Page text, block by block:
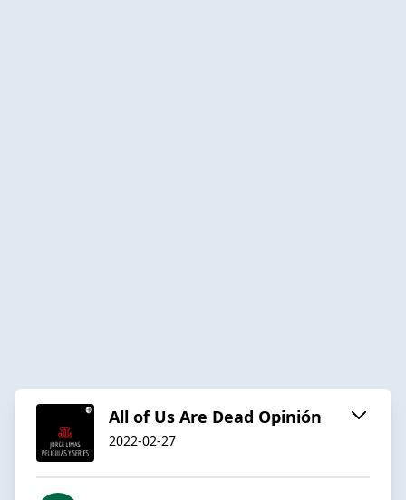
All of Us Are Dead Opinión
2022-02-27